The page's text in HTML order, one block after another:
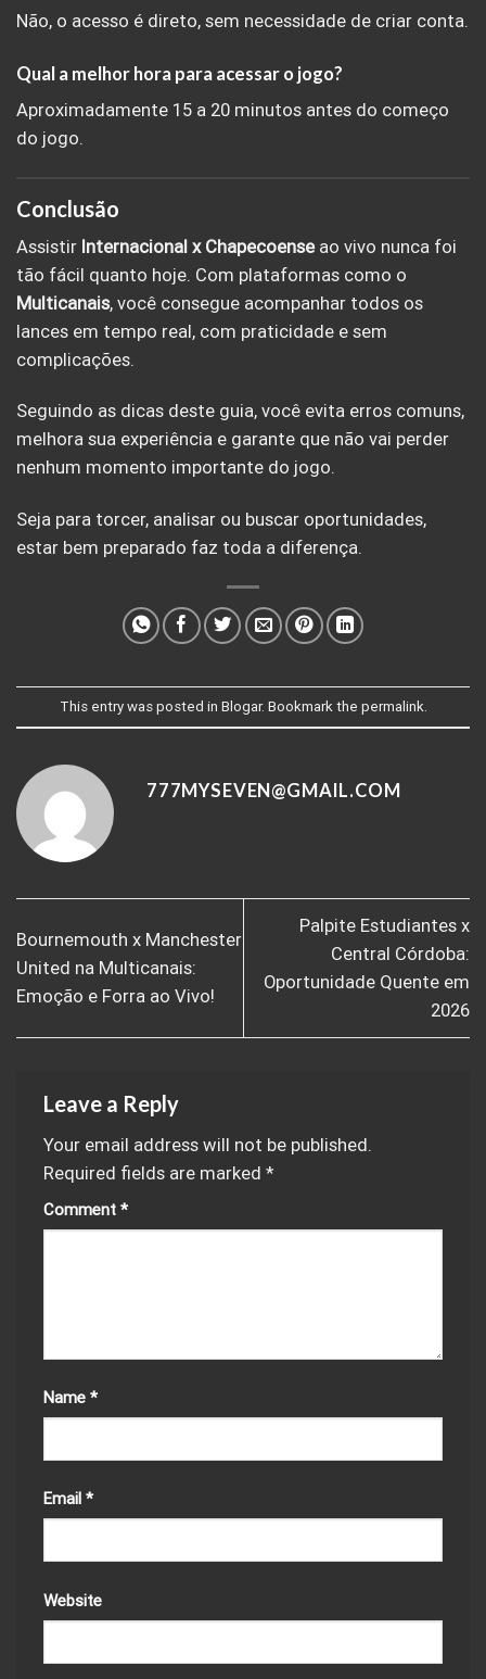
Não, o acesso é direto, sem necessidade de criar conta.
Qual a melhor hora para acessar o jogo?
Aproximadamente 15 a 20 minutos antes do começo
do jogo.
Conclusão
Assistir Internacional x Chapecoenseao vivo nunca foi
tão fácil quanto hoje. Com plataformas como o
Multicanais, você consegue acompanhar todos os
lances em tempo real, com praticidade e sem
complicações.
Seguindo as dicas deste guia, você evita erros comuns,
melhora sua experiência e garante que não vai perder
nenhum momento importante do jogo.
Seja para torcer, analisar ou buscar oportunidades,
estar bem preparado faz toda a diferença.
This entry was posted in Blogar. Bookmark the permalink
777MYSEVEN@GMAIL.COM
Bournemouth x Manchester
United na Multicanais:
Emoção e Forra ao Vivo!
Palpite Estudiantes x
Central Córdoba:
Oportunidade Quente em
2026
Leave a Reply
Your email address will not be published.
Required fields are marked *
Comment *
Name *
Email *
Website